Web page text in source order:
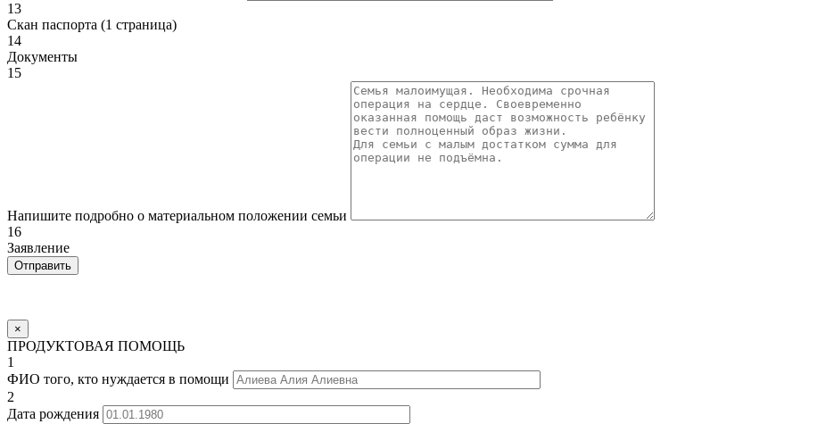
13
Скан паспорта (1 страница)
14
Документы
15
Напишите подробно о материальном положении семьи
16
Заявление
×
ПРОДУКТОВАЯ ПОМОЩЬ
1
ФИО того, кто нуждается в помощи
2
Дата рождения